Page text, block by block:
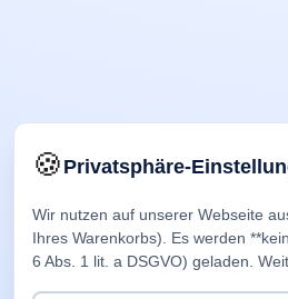
🍪Privatsphäre-
Wir nutzen auf unserer Webseite
Ihres Warenkorbs). Es werden
6 Abs. 1 lit. a DSGVO) geladen.